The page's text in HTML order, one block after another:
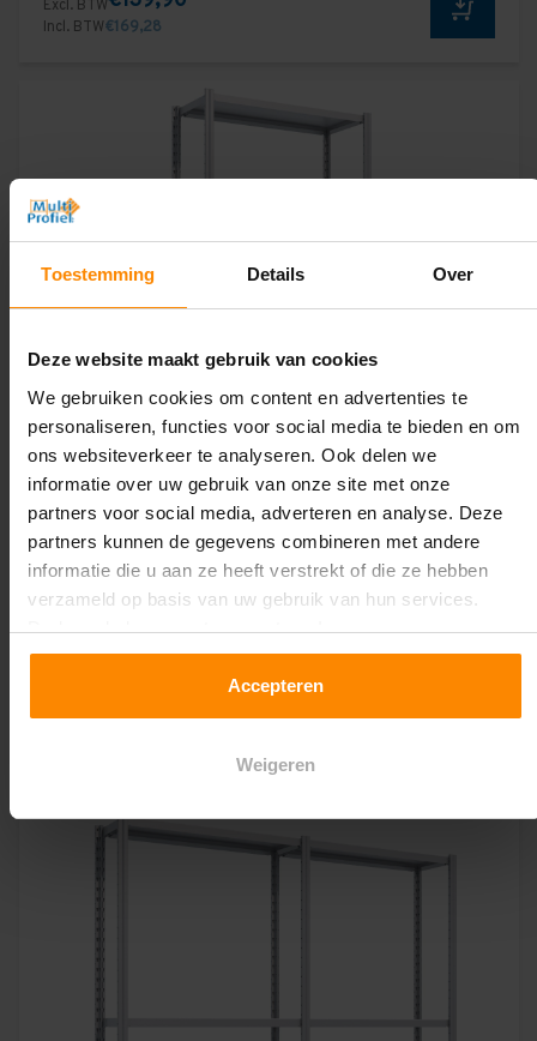
Toestemming Details Over
Deze website maakt gebruik van cookies
We gebruiken cookies om content en advertenties te
personaliseren, functies voor social media te bieden en om
ons websiteverkeer te analyseren. Ook delen we
informatie over uw gebruik van onze site met onze
partners voor social media, adverteren en analyse. Deze
partners kunnen de gegevens combineren met andere
informatie die u aan ze heeft verstrekt of die ze hebben
verzameld op basis van uw gebruik van hun services.
Druk op de knop om te accepteren!
Accepteren
Weigeren
Excl. BTW
Incl. BTW€169,28
Incl. BTW€172,44